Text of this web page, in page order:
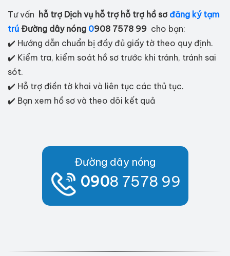
Tư vấn hỗ trợ Dịch vụ hỗ trợ hỗ trợ hồ sơ đăng ký tạm
trú Đường dây nóng 0908 7578 99 cho bạn:
✔️ Hướng dẫn chuẩn bị đầy đủ giấy tờ theo quy định.
✔️ Kiểm tra, kiểm soát hồ sơ trước khi tránh, tránh sai
sót.
✔️ Hỗ trợ điền tờ khai và liên tục các thủ tục.
✔️ Bạn xem hồ sơ và theo dõi kết quả
Đường dây nóng
0908 7578 99